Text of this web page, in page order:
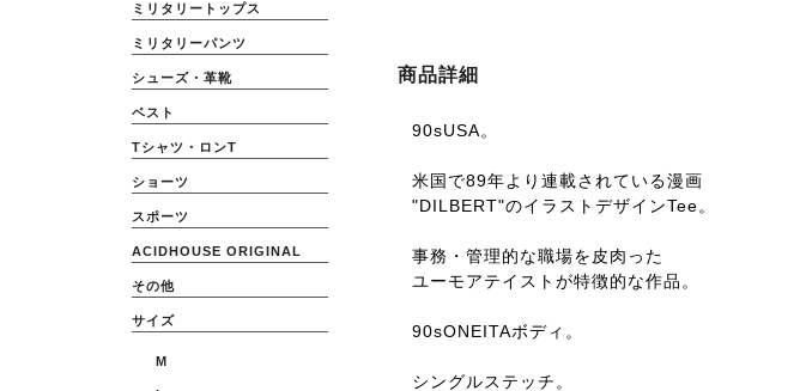
ミリタリートップス
ミリタリーパンツ
シューズ・革靴
ベスト
Tシャツ・ロンT
ショーツ
スポーツ
ACIDHOUSE ORIGINAL
その他
サイズ
M
商品詳細
90sUSA。
米国で89年より連載されている漫画
"DILBERT"のイラストデザインTee。
事務・管理的な職場を皮肉った
ユーモアテイストが特徴的な作品。
90sONEITAボディ。
シングルステッチ。